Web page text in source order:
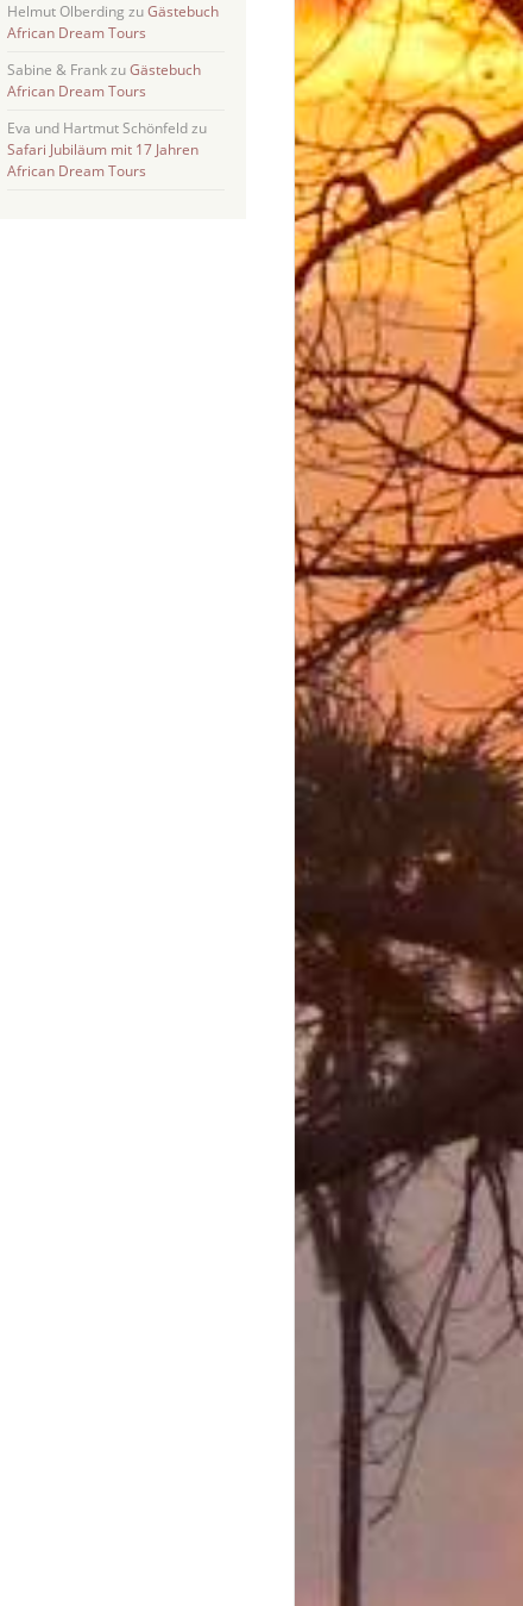
Helmut Olberding zuGästebuch
African Dream Tours
Sabine & FrankzuGästebuch
African Dream Tours
Eva und Hartmut Schönfeldzu
Safari Jubiläum mit 17 Jahren
African Dream Tours